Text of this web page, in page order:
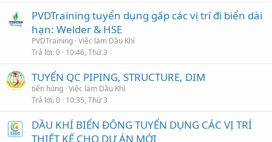
PVDTraining tuyển dụng gấp các vị trí đi biển dài
hạn: Welder & HSE
PVDTraining Việc làm Dầu Khí
Trả lời 0 10:46, Thứ 3
TUYỂN QC PIPING, STRUCTURE, DIM
tiến hùng Việc làm Dầu Khí
Trả lời 0 10:35, Thứ 3
DẦU KHÍ BIỂN ĐÔNG TUYỂN DỤNG CÁC VỊ TRÍ
THIẾT KẾ CHO DỰ ÁN MỚI